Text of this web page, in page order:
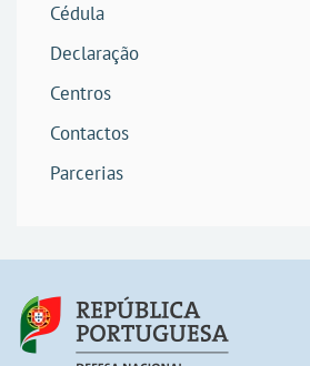
Cédula
Declaração
Centros
Contactos
Parcerias